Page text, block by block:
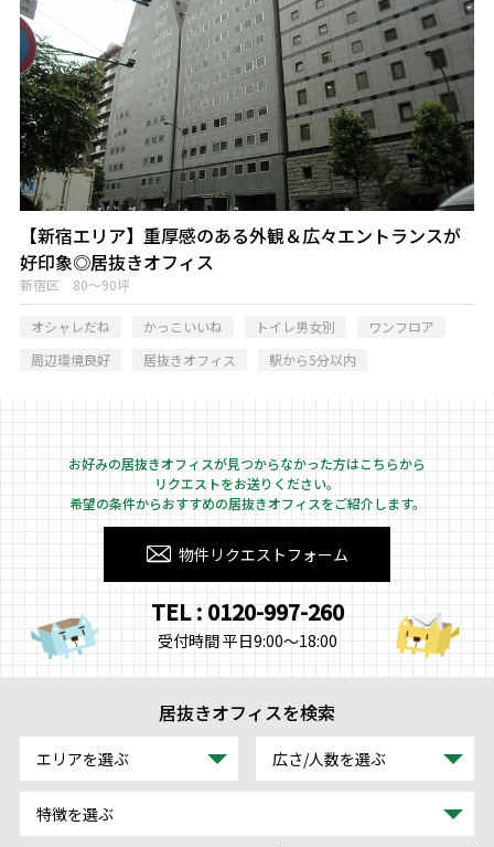
【新宿エリア】重厚感のある外観＆広々エントランスが
好印象◎居抜きオフィス
新宿区 80～90坪
オシャレだね かっこいいね トイレ男女別
ワンフロア
周辺環境良好
居抜きオフィス 駅から5分以内
お好みの居抜きオフィスが見つからなかった方はこちらから
リクエストをお送りください。
希望の条件からおすすめの居抜きオフィスをご紹介します。
物件リクエストフォーム
TEL : 0120-997-260
受付時間 平日9:00～18:00
居抜きオフィスを検索
エリアを選ぶ 広さ/人数を選ぶ
特徴を選ぶ